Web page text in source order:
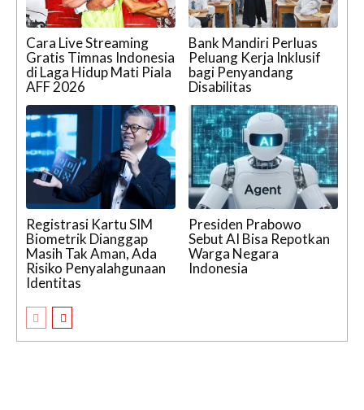
Cara Live Streaming
Gratis Timnas Indonesia
di Laga Hidup Mati Piala
AFF 2026
Bank Mandiri Perluas
Peluang Kerja Inklusif
bagi Penyandang
Disabilitas
Registrasi Kartu SIM
Biometrik Dianggap
Masih Tak Aman, Ada
Risiko Penyalahgunaan
Identitas
Presiden Prabowo
Sebut AI Bisa Repotkan
Warga Negara
Indonesia